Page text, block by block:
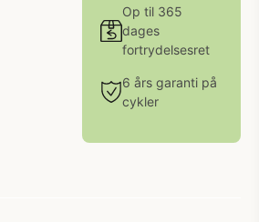
Op til 365
dages
fortrydelsesret
6 års garanti på
cykler